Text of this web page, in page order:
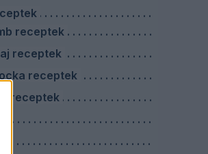
receptek
receptek
receptek
receptek